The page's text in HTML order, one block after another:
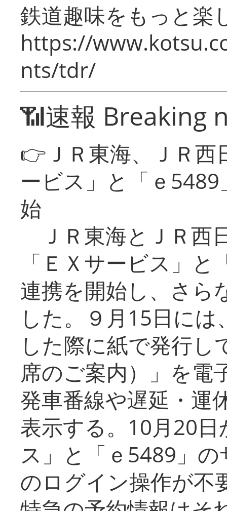
鉄道趣味をもっと楽
https://
nts/tdr/
📶速報 Breaking
👉ＪＲ東海、ＪＲ
ービス」と「ｅ
始
ＪＲ東海とＪＲ西
「ＥＸサービス」
連携を開始し、さら
した。９月15日に
した際に紙で発行し
席のご案内）」を電
発車番線や遅延・運
表示する。10月20
ス」と「ｅ5489」
のログイン操作が不